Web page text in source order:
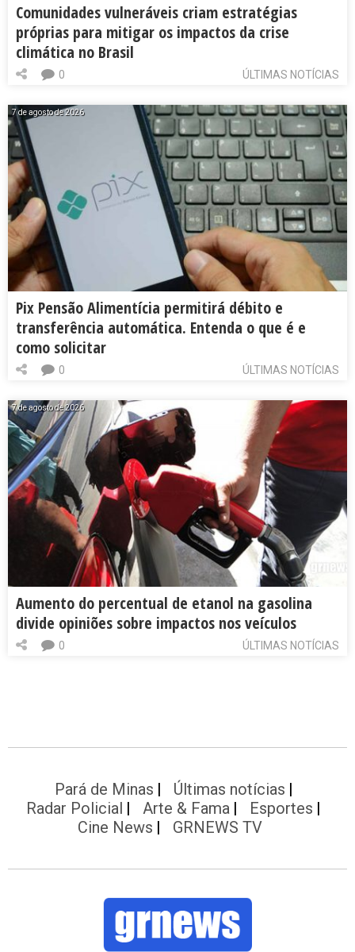
Comunidades vulneráveis criam estratégias
próprias para mitigar os impactos da crise
climática no Brasil
ÚLTIMAS NOTÍCIAS
0
7 de agosto de 2026
Pix Pensão Alimentícia permitirá débito e
transferência automática. Entenda o que é e
como solicitar
ÚLTIMAS NOTÍCIAS
0
7 de agosto de 2026
Aumento do percentual de etanol na gasolina
divide opiniões sobre impactos nos veículos
ÚLTIMAS NOTÍCIAS
0
Pará de Minas
Últimas notícias
Radar Policial
Arte & Fama
Esportes
Cine News
GRNEWS TV